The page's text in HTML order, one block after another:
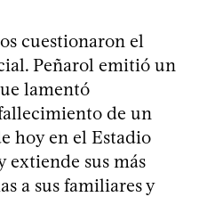
cuestionaron el
Peñarol emitió un
lamentó
de un
hoy en el Estadio
extiende sus más
a sus familiares y